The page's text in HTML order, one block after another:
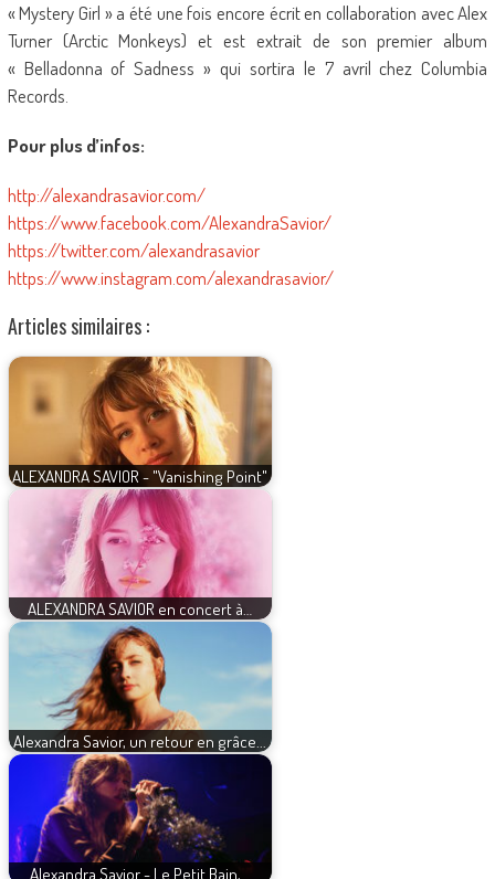
« Mystery Girl » a été une fois encore écrit en collaboration avec Alex
Turner (Arctic Monkeys) et est extrait de son premier album
« Belladonna of Sadness » qui sortira le 7 avril chez Columbia
Records.
Pour plus d’infos:
http://alexandrasavior.com/
https://www.facebook.com/AlexandraSavior/
https://twitter.com/alexandrasavior
https://www.instagram.com/alexandrasavior/
Articles similaires :
ALEXANDRA SAVIOR - "Vanishing Point"
ALEXANDRA SAVIOR en concert à…
Alexandra Savior, un retour en grâce...
Alexandra Savior - Le Petit Bain,…